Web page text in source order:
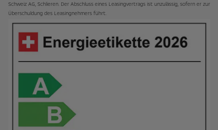
Schweiz AG, Schlieren. Der Abschluss eines Leasingvertrags ist unzulässig, sofern er zur
Überschuldung des Leasingnehmers führt.